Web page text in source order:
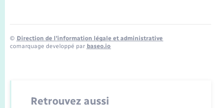
© Direction de l’information légale et administrative
comarquage developpé par baseo.io
Retrouvez aussi